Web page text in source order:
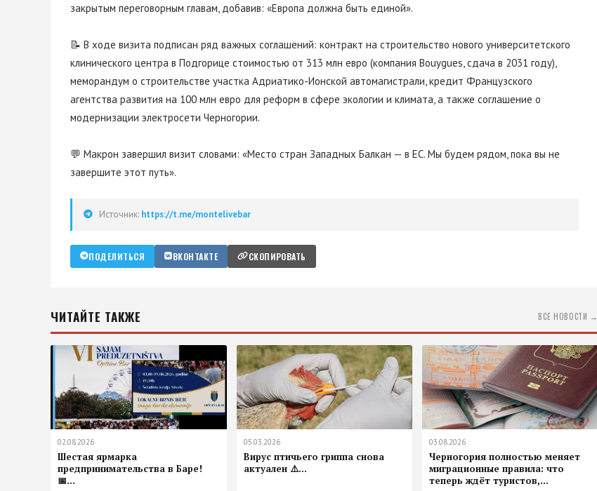
закрытым переговорным главам, добавив: «Европа должна быть единой».
📝 В ходе визита подписан ряд важных соглашений: контракт на строительство нового университетского
клинического центра в Подгорице стоимостью от 313 млн евро (компания Bouygues, сдача в 2031 году),
меморандум о строительстве участка Адриатико-Ионской автомагистрали, кредит Французского
агентства развития на 100 млн евро для реформ в сфере экологии и климата, а также соглашение о
модернизации электросети Черногории.
💬 Макрон завершил визит словами: «Место стран Западных Балкан — в ЕС. Мы будем рядом, пока вы не
завершите этот путь».
Источник: https://t.me/montelivebar
ПОДЕЛИТЬСЯ ВКОНТАКТЕ СКОПИРОВАТЬ
ЧИТАЙТЕ ТАКЖЕ ВСЕ НОВОСТИ →
02.08.2026
Шестая ярмарка
предпринимательства в Баре!
📅...
05.03.2026
Вирус птичьего гриппа снова
актуален ⚠️...
03.08.2026
Черногория полностью меняет
миграционные правила: что
теперь ждёт туристов,